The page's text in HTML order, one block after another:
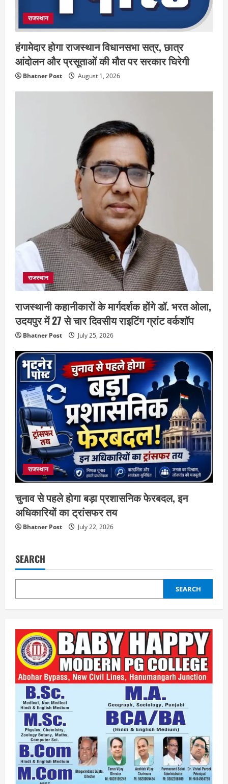
राजस्थान
हंगामेदार होगा राजस्थान विधानसभा सत्र, छात्र
आंदोलन और प्रसूताओं की मौत पर सरकार घिरेगी
Bhatner Post August 1, 2026
राजस्थान
राजस्थानी कहानीकारों के मार्गदर्शक होंगे डॉ. भरत ओला,
उदयपुर में 27 से चार दिवसीय राइटिंग ग्रांट वर्कशॉप
Bhatner Post July 25, 2026
राजस्थान
चुनाव से पहले होगा बड़ा प्रशासनिक फेरबदल, इन
अधिकारियों का ट्रांसफर तय
Bhatner Post July 22, 2026
SEARCH
SEARCH